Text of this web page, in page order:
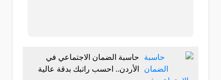
حاسبة الضمان الاجتماعي في
الأردن.. احسب راتبك بدقة عالية